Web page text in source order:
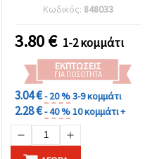
ιστότοπο!
καθορίστε
προτιμήσεις
σας στις
ρυθμίσεις
επιλέγοντας
δεδομένο
τύπο
cookies και
Κωδικός: 848033
3.80€ 1-2 κομμάτι
ΕΚΠΤΏΣΕΙΣ
ΓΙΑ ΠΟΣΌΤΗΤΑ
3.04 €- 20 %3-9 κομμάτι
2.28 €- 40 %10 κομμάτι +